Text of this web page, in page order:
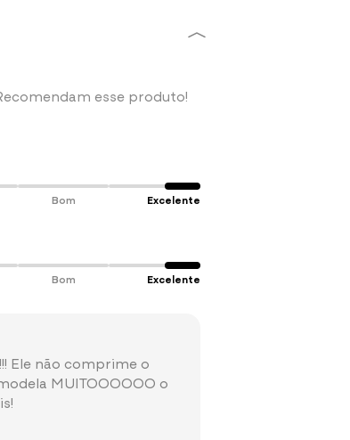
interna de composição.
esse produto!
Bom Excelente
Bom Excelente
Ele não comprime o
MUITOOOOOO o